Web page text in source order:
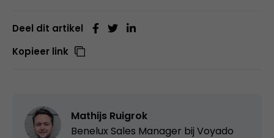
Deel dit artikel
Kopieer link
Mathijs Ruigrok
Benelux Sales Manager bij Voyado